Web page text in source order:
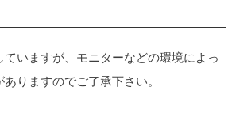
いますが、モニターなどの環境によっ
りますのでご了承下さい。